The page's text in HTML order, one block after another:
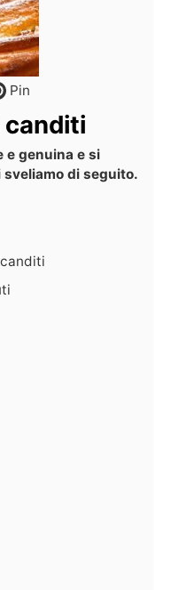
Pin
e genuina e si
di seguito.